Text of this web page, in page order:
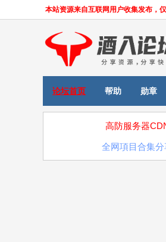
本站资源来自互联网用户收集发布，
论坛首页 帮助 勋章
高防服务器
全网項目合集分